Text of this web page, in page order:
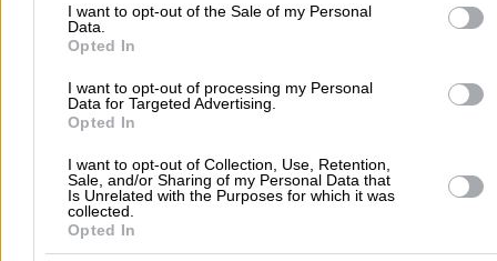
I want to opt-out of the Sale of my Personal
Data.
Opted In
I want to opt-out of processing my Personal
Data for Targeted Advertising.
Opted In
I want to opt-out of Collection, Use, Retention,
Sale, and/or Sharing of my Personal Data that
Is Unrelated with the Purposes for which it was
collected.
Opted In
Εδώ θα βρεις όλα τα ψητοπωλεία σε Καστελλάνοι Μέσης
για να
επιλέξεις το ιδανικό για το γεύμα, τη διασκέδαση ή τη βραδινή
Η επαγγελματική εμπειρία, οι εγκαταστάσεις, οι ποικιλία των
εδεσμάτων, η καθαριότητα του καταστήματος και η γρήγορη
εξυπηρέτηση, είναι κάποια από τα βασικά κριτήρια για την
του κατάλληλου για σένα.
Ψητοπωλεία Κέρκυρας
Ψητοπωλεία